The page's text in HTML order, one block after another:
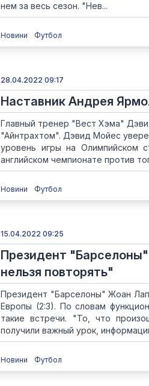
нем за весь сезон. "Нев...
Новини Футбол
28.04.2022 09:17
Наставник Андрея
Главный тренер "Вест Хэма"
"Айнтрахтом". Дэвид Мойес
уровень игры на Олимпийском
английском чемпионате против
Новини Футбол
15.04.2022 09:25
Президент
нельзя повторять"
Президент "Барселоны" Жоан
Европы (2:3). По словам
такие встречи. "То, что
получили важный урок,
Новини Футбол